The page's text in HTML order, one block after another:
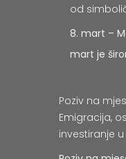
od
8. mart –
mart je
Poziv na
Emigracija,
investiranje